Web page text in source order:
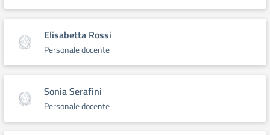
Elisabetta Rossi
Personale docente
Sonia Serafini
Personale docente